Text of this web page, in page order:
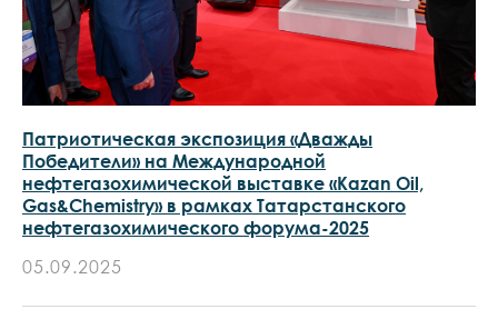
Патриотическая экспозиция «Дважды
Победители» на Международной
нефтегазохимической выставке «Kazan Oil,
Gas&Chemistry» в рамках Татарстанского
нефтегазохимического форума-2025
05.09.2025